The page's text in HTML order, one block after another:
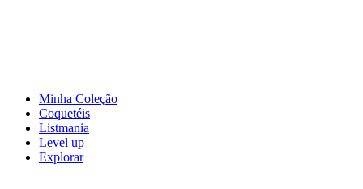
Minha Coleção
Coquetéis
Listmania
Level up
Explorar